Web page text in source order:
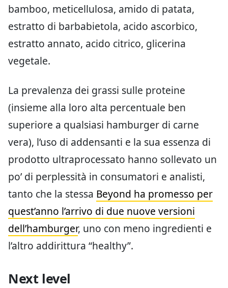
bamboo, meticellulosa, amido di patata,
estratto di barbabietola, acido ascorbico,
estratto annato, acido citrico, glicerina
vegetale.
La prevalenza dei grassi sulle proteine
(insieme alla loro alta percentuale ben
superiore a qualsiasi hamburger di carne
vera), l’uso di addensanti e la sua essenza di
prodotto ultraprocessato hanno sollevato un
po’ di perplessità in consumatori e analisti,
tanto che la stessa Beyond ha promesso per
quest’anno l’arrivo di due nuove versioni
dell’hamburger, uno con meno ingredienti e
l’altro addirittura “healthy”.
Next level